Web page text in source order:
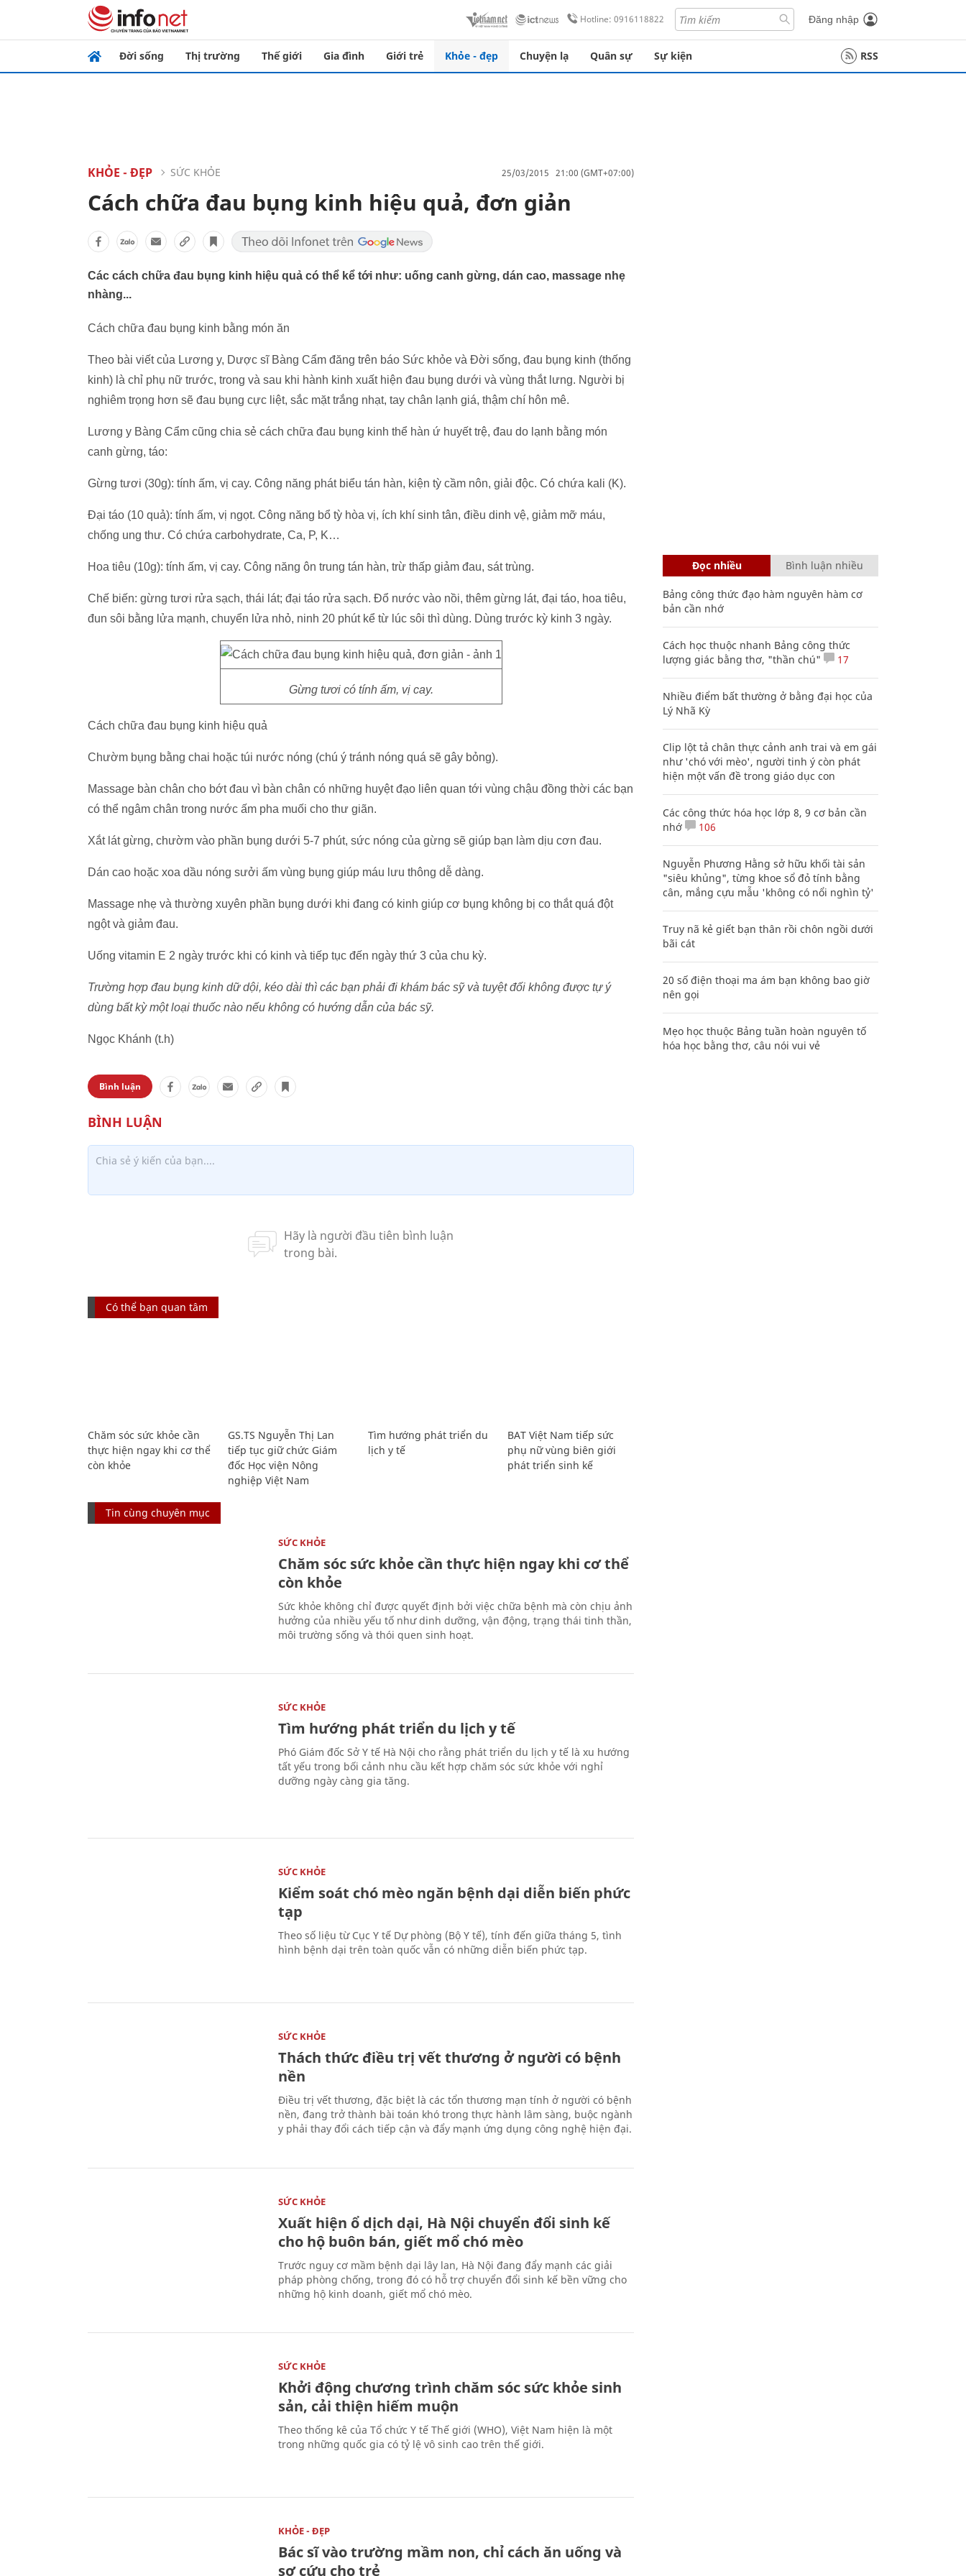
Hotline: 0916118822 Đăng nhập
Đời sống Thị trường Thế giới Gia đình Giới trẻ Khỏe - đẹp Chuyện lạ Quân sự Sự kiện RSS
KHỎE - ĐẸP SỨC KHỎE 25/03/2015 21:00 (GMT+07:00)
Cách chữa đau bụng kinh hiệu quả, đơn giản
Các cách chữa đau bụng kinh hiệu quả có thể kể tới như: uống canh gừng, dán cao, massage nhẹ
nhàng...
Cách chữa đau bụng kinh bằng món ăn
Theo bài viết của Lương y, Dược sĩ Bàng Cẩm đăng trên báo Sức khỏe và Đời sống, đau bụng kinh (thống
kinh) là chỉ phụ nữ trước, trong và sau khi hành kinh xuất hiện đau bụng dưới và vùng thắt lưng. Người bị
nghiêm trọng hơn sẽ đau bụng cực liệt, sắc mặt trắng nhạt, tay chân lạnh giá, thậm chí hôn mê.
Lương y Bàng Cẩm cũng chia sẻ cách chữa đau bụng kinh thể hàn ứ huyết trệ, đau do lạnh bằng món
canh gừng, táo:
Gừng tươi (30g): tính ấm, vị cay. Công năng phát biểu tán hàn, kiện tỳ cầm nôn, giải độc. Có chứa kali (K).
Đại táo (10 quả): tính ấm, vị ngọt. Công năng bổ tỳ hòa vị, ích khí sinh tân, điều dinh vệ, giảm mỡ máu,
chống ung thư. Có chứa carbohydrate, Ca, P, K…
Hoa tiêu (10g): tính ấm, vị cay. Công năng ôn trung tán hàn, trừ thấp giảm đau, sát trùng.
Chế biến: gừng tươi rửa sạch, thái lát; đại táo rửa sạch. Đổ nước vào nồi, thêm gừng lát, đại táo, hoa tiêu,
đun sôi bằng lửa mạnh, chuyển lửa nhỏ, ninh 20 phút kể từ lúc sôi thì dùng. Dùng trước kỳ kinh 3 ngày.
Gừng tươi có tính ấm, vị cay.
Cách chữa đau bụng kinh hiệu quả
Chườm bụng bằng chai hoặc túi nước nóng (chú ý tránh nóng quá sẽ gây bỏng).
Massage bàn chân cho bớt đau vì bàn chân có những huyệt đạo liên quan tới vùng chậu đồng thời các bạn
có thể ngâm chân trong nước ấm pha muối cho thư giãn.
Xắt lát gừng, chườm vào phần bụng dưới 5-7 phút, sức nóng của gừng sẽ giúp bạn làm dịu cơn đau.
Dán cao hoặc xoa dầu nóng sưởi ấm vùng bụng giúp máu lưu thông dễ dàng.
Massage nhẹ và thường xuyên phần bụng dưới khi đang có kinh giúp cơ bụng không bị co thắt quá đột
ngột và giảm đau.
Uống vitamin E 2 ngày trước khi có kinh và tiếp tục đến ngày thứ 3 của chu kỳ.
Trường hợp đau bụng kinh dữ dội, kéo dài thì các bạn phải đi khám bác sỹ và tuyệt đối không được tự ý
dùng bất kỳ một loại thuốc nào nếu không có hướng dẫn của bác sỹ.
Ngọc Khánh (t.h)
Bình luận
Có thể bạn quan tâm
Chăm sóc sức khỏe cần
thực hiện ngay khi cơ thể
còn khỏe
GS.TS Nguyễn Thị Lan
tiếp tục giữ chức Giám
đốc Học viện Nông
nghiệp Việt Nam
Tìm hướng phát triển du
lịch y tế
BAT Việt Nam tiếp sức
phụ nữ vùng biên giới
phát triển sinh kế
Tin cùng chuyên mục
SỨC KHỎE
Chăm sóc sức khỏe cần thực hiện ngay khi cơ thể
còn khỏe
Sức khỏe không chỉ được quyết định bởi việc chữa bệnh mà còn chịu ảnh
hưởng của nhiều yếu tố như dinh dưỡng, vận động, trạng thái tinh thần,
môi trường sống và thói quen sinh hoạt.
SỨC KHỎE
Tìm hướng phát triển du lịch y tế
Phó Giám đốc Sở Y tế Hà Nội cho rằng phát triển du lịch y tế là xu hướng
tất yếu trong bối cảnh nhu cầu kết hợp chăm sóc sức khỏe với nghỉ
dưỡng ngày càng gia tăng.
SỨC KHỎE
Kiểm soát chó mèo ngăn bệnh dại diễn biến phức
tạp
Theo số liệu từ Cục Y tế Dự phòng (Bộ Y tế), tính đến giữa tháng 5, tình
hình bệnh dại trên toàn quốc vẫn có những diễn biến phức tạp.
SỨC KHỎE
Thách thức điều trị vết thương ở người có bệnh
nền
Điều trị vết thương, đặc biệt là các tổn thương mạn tính ở người có bệnh
nền, đang trở thành bài toán khó trong thực hành lâm sàng, buộc ngành
y phải thay đổi cách tiếp cận và đẩy mạnh ứng dụng công nghệ hiện đại.
SỨC KHỎE
Xuất hiện ổ dịch dại, Hà Nội chuyển đổi sinh kế
cho hộ buôn bán, giết mổ chó mèo
Trước nguy cơ mầm bệnh dại lây lan, Hà Nội đang đẩy mạnh các giải
pháp phòng chống, trong đó có hỗ trợ chuyển đổi sinh kế bền vững cho
những hộ kinh doanh, giết mổ chó mèo.
SỨC KHỎE
Khởi động chương trình chăm sóc sức khỏe sinh
sản, cải thiện hiếm muộn
Theo thống kê của Tổ chức Y tế Thế giới (WHO), Việt Nam hiện là một
trong những quốc gia có tỷ lệ vô sinh cao trên thế giới.
KHỎE - ĐẸP
Bác sĩ vào trường mầm non, chỉ cách ăn uống và
sơ cứu cho trẻ
Đọc nhiều Bình luận nhiều
Bảng công thức đạo hàm nguyên hàm cơ
bản cần nhớ
Cách học thuộc nhanh Bảng công thức
lượng giác bằng thơ, "thần chú"
17
Nhiều điểm bất thường ở bằng đại học của
Lý Nhã Kỳ
Clip lột tả chân thực cảnh anh trai và em gái
như 'chó với mèo', người tinh ý còn phát
hiện một vấn đề trong giáo dục con
Các công thức hóa học lớp 8, 9 cơ bản cần
nhớ
106
Nguyễn Phương Hằng sở hữu khối tài sản
"siêu khủng", từng khoe sổ đỏ tính bằng
cân, mắng cựu mẫu 'không có nổi nghìn tỷ'
Truy nã kẻ giết bạn thân rồi chôn ngồi dưới
bãi cát
20 số điện thoại ma ám bạn không bao giờ
nên gọi
Mẹo học thuộc Bảng tuần hoàn nguyên tố
hóa học bằng thơ, câu nói vui vẻ